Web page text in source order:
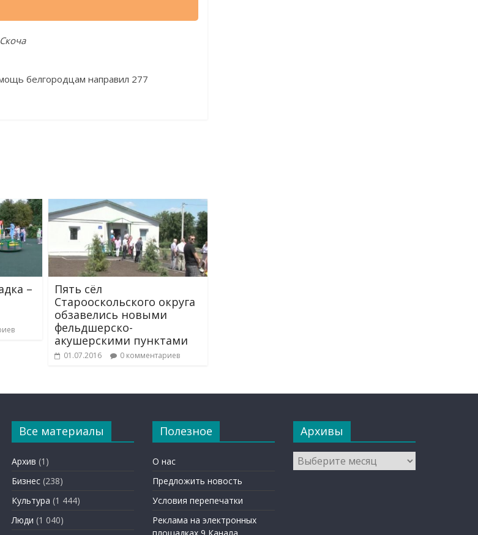
белгородцам направил 277
–
Пять сёл
Старооскольского округа
обзавелись новыми
фельдшерско-
акушерскими пунктами
01.07.2016 0 комментариев
Все материалы
Архив (1)
Бизнес (238)
Культура (1 444)
Люди (1 040)
Полезное
О нас
Предложить новость
Условия перепечатки
Реклама на электронных
Архивы
Архивы